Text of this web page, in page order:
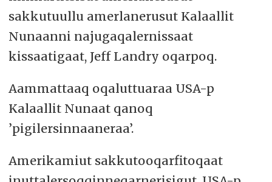
sakkutuullu amerlanerusut Kalaallit
Nunaanni najugaqalernissaat
kissaatigaat, Jeff Landry oqarpoq.
Aammattaaq oqaluttuaraa USA-p
Kalaallit Nunaat qanoq
’pigilersinnaaneraa’.
Amerikamiut sakkutooqarfitoqaat